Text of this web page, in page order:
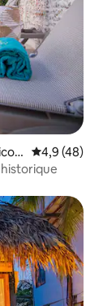
Évaluation
4,9 (48)